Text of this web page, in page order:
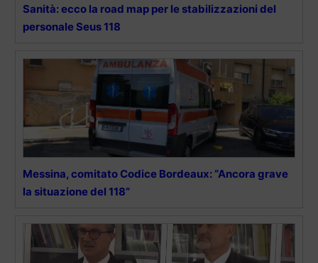
Sanità: ecco la road map per le stabilizzazioni del
personale Seus 118
Messina, comitato Codice Bordeaux: “Ancora grave
la situazione del 118”